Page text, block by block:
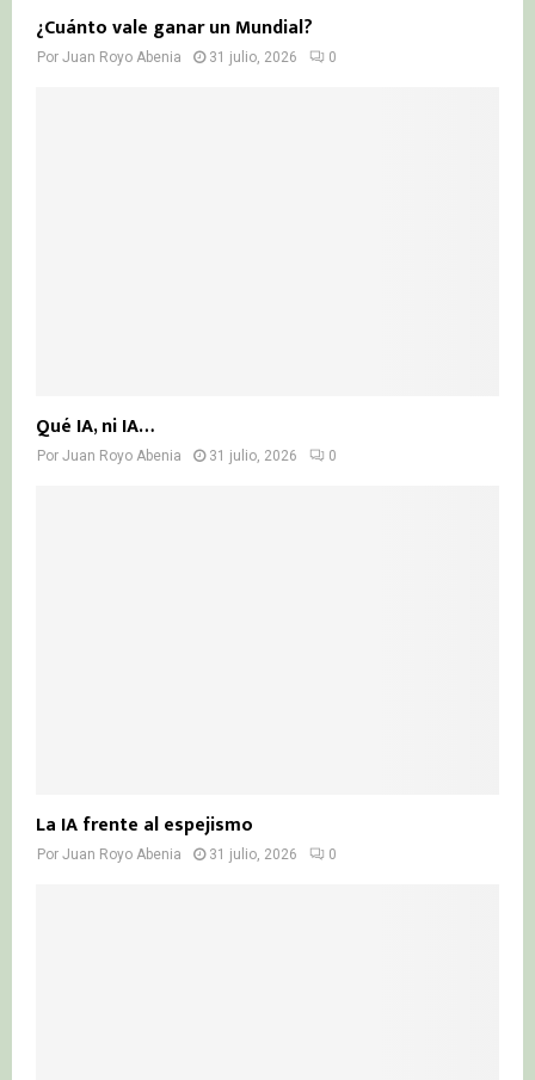
¿Cuánto vale ganar un Mundial?
Por Juan Royo Abenia 31 julio, 2026 0
Qué IA, ni IA…
Por Juan Royo Abenia 31 julio, 2026 0
La IA frente al espejismo
Por Juan Royo Abenia 31 julio, 2026 0